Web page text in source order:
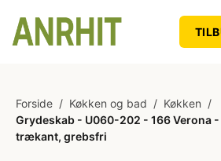
Forside / Køkken og bad / Køkken /
Grydeskab - U060-202 - 166 Verona
trækant, grebsfri